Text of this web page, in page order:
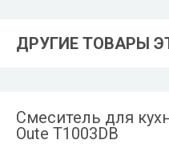
ДРУГИЕ ТОВАРЫ
Смеситель для
Oute T1003DB